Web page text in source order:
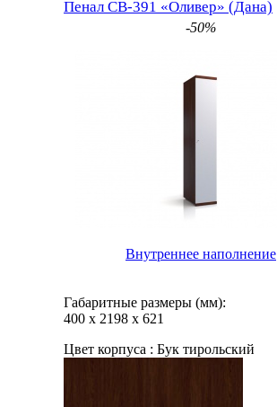
Пенал СВ-391 «Оливер» (Дана)
-50%
Внутреннее наполнение
Габаритные размеры (мм):
400 х 2198 х 621
Цвет корпуса : Бук тирольский